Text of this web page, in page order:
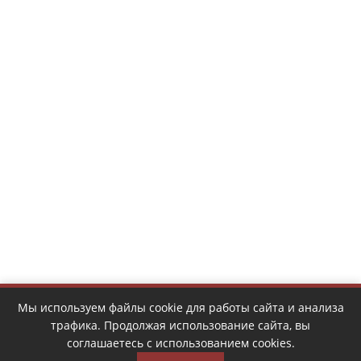
Мы используем файлы cookie для работы сайта и анализа
трафика. Продолжая использование сайта, вы
соглашаетесь с использованием cookies.